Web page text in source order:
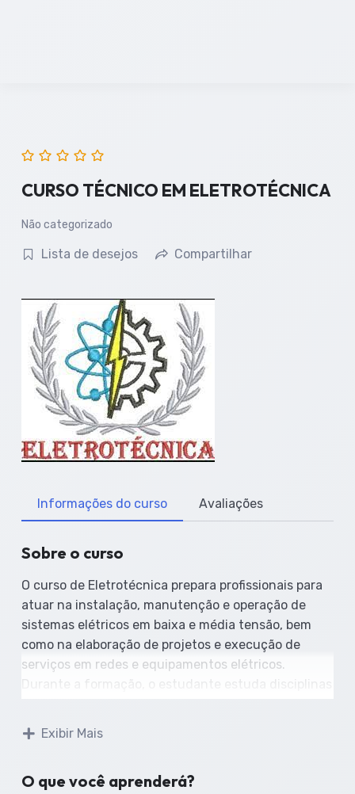
CURSO TÉCNICO EM ELETROTÉCNICA
Não categorizado
Lista de desejos Compartilhar
Informações do curso Avaliações
Sobre o curso
O curso de Eletrotécnica prepara profissionais para
atuar na instalação, manutenção e operação de
sistemas elétricos em baixa e média tensão, bem
como na elaboração de projetos e execução de
serviços em redes e equipamentos elétricos.
Durante a formação, o estudante estuda disciplinas
Eletromagnetismo, Máquinas e Equipamentos
Elétricos, Sistemas de Distribuição de Energia,
Analógica e Digital, Comandos Elétricos, Proteção e
Exibir Mais
O que você aprenderá?